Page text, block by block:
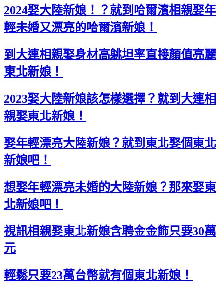
2024娶大陸新娘！？就到哈爾濱相親娶年
輕未婚又漂亮的哈爾濱新娘！
到大連相親娶身材高䠷坦率直接顏值亮麗
東北新娘！
2023娶大陸新娘該怎樣選擇？就到大連相
親娶東北新娘！
娶年輕漂亮大陸新娘？就到東北娶個東北
新娘吧！
想娶年輕漂亮未婚的大陸新娘？那來娶東
北新娘吧！
視訊相親娶東北新娘含聘金金飾只要30萬
元
輕鬆只要23萬台幣就有個東北新娘！